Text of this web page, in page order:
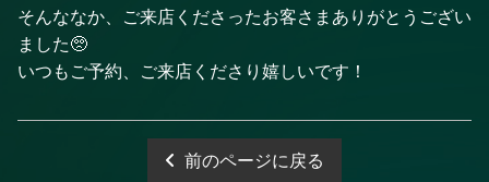
そんななか、ご来店くださったお客さまありがとうござい
ました🥺
いつもご予約、ご来店くださり嬉しいです！
前のページに戻る